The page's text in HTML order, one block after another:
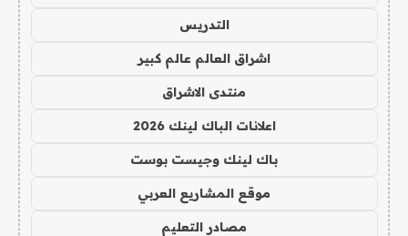
التدريس
اشراق العالم عالم كبير
منتدى الاشراق
اعلانات الباك لينك 2026
باك لينك وجيست بوست
موقع المشاريع العربي
مصادر التعليم